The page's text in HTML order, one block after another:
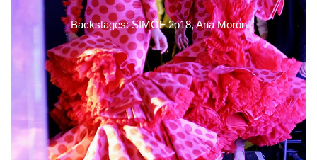
Backstages: SIMOF 2o18, Ana Morón